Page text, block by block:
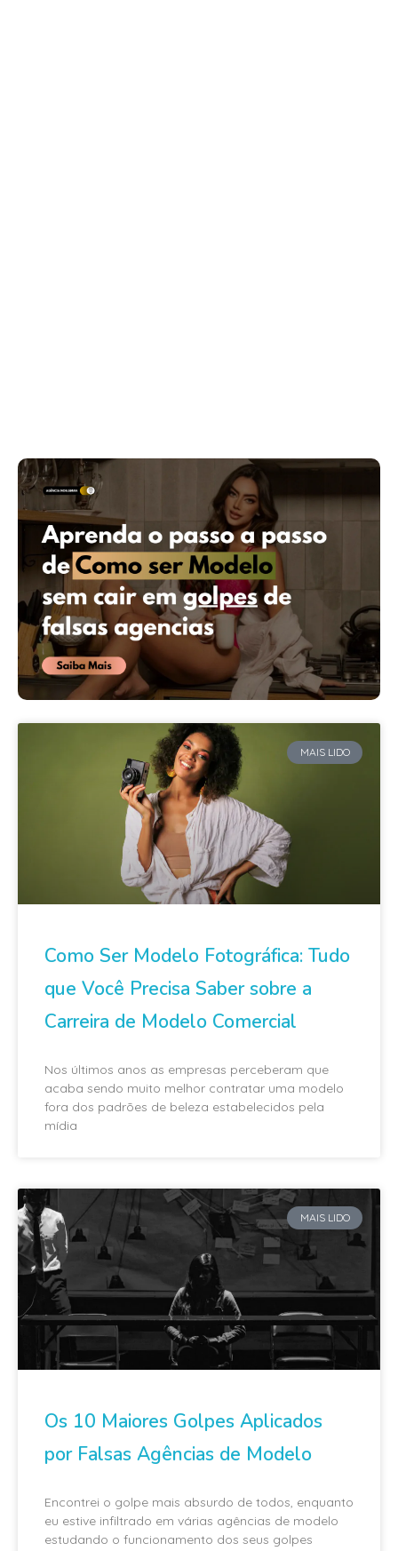
MAIS LIDO
Como Ser Modelo Fotográfica: Tudo
que Você Precisa Saber sobre a
Carreira de Modelo Comercial
Nos últimos anos as empresas perceberam que
acaba sendo muito melhor contratar uma modelo
fora dos padrões de beleza estabelecidos pela
mídia
MAIS LIDO
Os 10 Maiores Golpes Aplicados
por Falsas Agências de Modelo
Encontrei o golpe mais absurdo de todos, enquanto
eu estive infiltrado em várias agências de modelo
estudando o funcionamento dos seus golpes